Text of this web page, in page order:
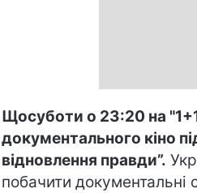
Щосуботи о 23:20 на
документального кіно
відновлення правди”.
побачити документальні